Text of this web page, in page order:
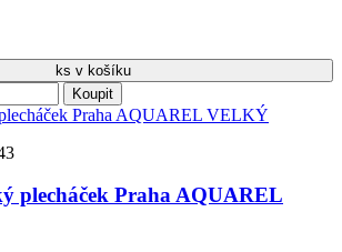
ks v košíku
Koupit
plecháček Praha AQUAREL